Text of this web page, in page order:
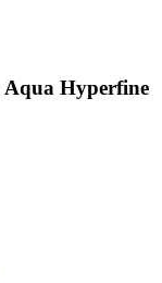
Aqua Hyperfine